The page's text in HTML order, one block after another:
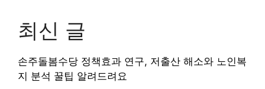
최신 글
손주돌봄수당 정책효과 연구, 저출산 해소와 노인복
지 분석 꿀팁 알려드려요